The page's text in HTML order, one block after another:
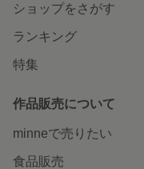
ショップをさがす
ランキング
特集
作品販売について
minneで売りたい
食品販売